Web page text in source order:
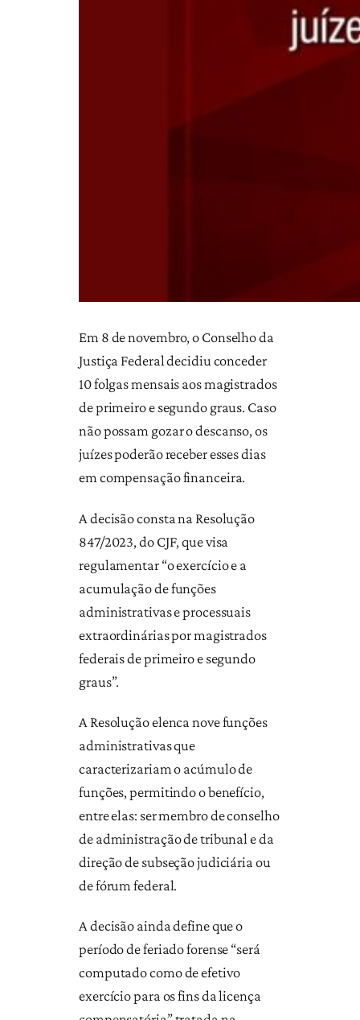
Em 8 de novembro, o Conselho da
Justiça Federal decidiu conceder
10 folgas mensais aos magistrados
de primeiro e segundo graus. Caso
não possam gozar o descanso, os
juízes poderão receber esses dias
em compensação financeira.
A decisão consta na Resolução
847/2023, do CJF, que visa
regulamentar “o exercício e a
acumulação de funções
administrativas e processuais
extraordinárias por magistrados
federais de primeiro e segundo
graus”.
A Resolução elenca nove funções
administrativas que
caracterizariam o acúmulo de
funções, permitindo o benefício,
entre elas: ser membro de conselho
de administração de tribunal e da
direção de subseção judiciária ou
de fórum federal.
A decisão ainda define que o
período de feriado forense “será
computado como de efetivo
exercício para os fins da licença